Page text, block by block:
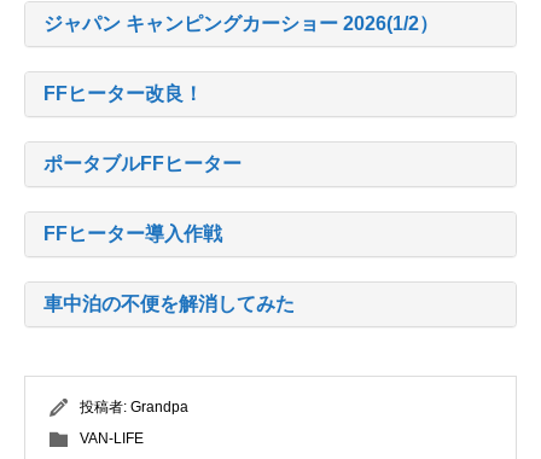
ジャパン キャンピングカーショー 2026(1/2）
FFヒーター改良！
ポータブルFFヒーター
FFヒーター導入作戦
車中泊の不便を解消してみた
投稿者: Grandpa
VAN-LIFE